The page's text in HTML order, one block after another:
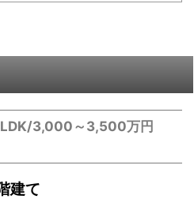
3,000～3,500万円
建て